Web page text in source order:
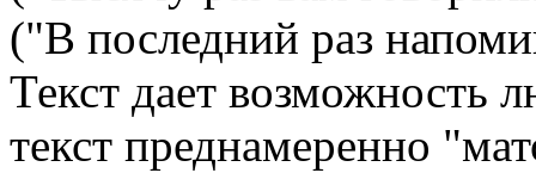
("В последний раз
Текст дает возможность
текст преднамеренно